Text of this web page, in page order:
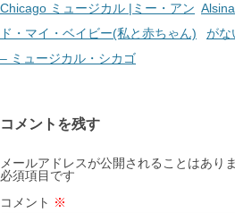
稿
ナ
ビ
シ
ョ
ン
Chicago ミュージカル |ミー・アン
ド・マイ・ベイビー(私と赤ちゃん)
– ミュージカル・シカゴ
がな
コメントを残す
メールアドレスが公開されることはありま
必須項目です
コメント ※